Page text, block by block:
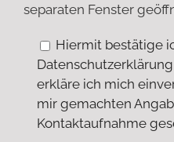
separaten Fenster
Hiermit bestätige
erkläre ich mich
mir gemachten
Kontaktaufnahme